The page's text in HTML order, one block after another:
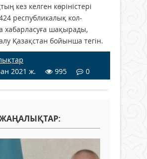
кез келген көріністері
республикалық кол-
хабарласуға шақырады,
Қазақстан бойынша тегін.
2021 ж.
995 0